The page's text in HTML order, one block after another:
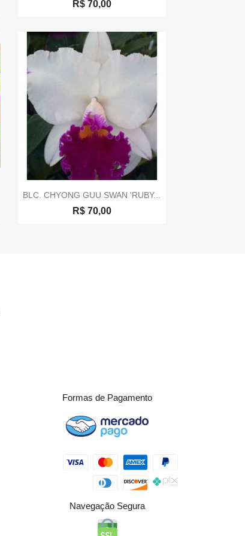
R$ 70,00
 Visualização rápida
BLC. CHYONG GUU SWAN 'RUBY...
R$ 70,00
Formas de Pagamento
Navegação Segura